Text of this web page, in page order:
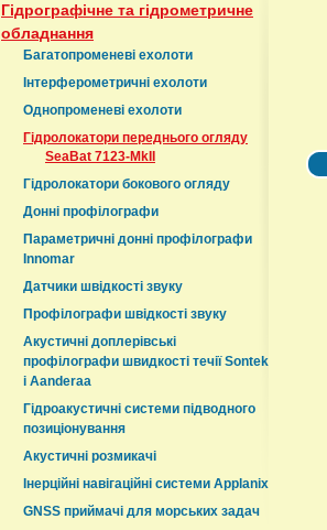
Гідрографічне та гідрометричне
обладнання
Багатопроменеві ехолоти
Інтерферометричні ехолоти
Однопроменеві ехолоти
Гідролокатори переднього огляду
SeaBat 7123-MkII
Гідролокатори бокового огляду
Донні профілографи
Параметричні донні профілографи
Innomar
Датчики швідкості звуку
Профілографи швідкості звуку
Акустичні доплерівські
профілографи швидкості течії Sontek
і Aanderaa
Гідроакустичні системи підводного
позиціонування
Акустичні розмикачі
Інерційні навігаційні системи Applanix
GNSS приймачі для морських задач